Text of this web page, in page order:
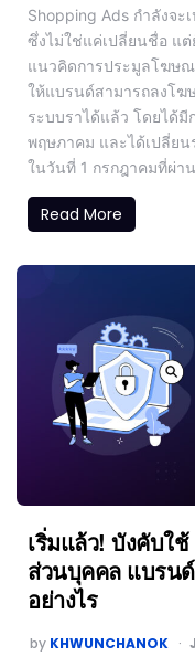
Shopping Ads กำลังจะ
ซึ่งไม่ใช่แค่เปลี่ยนชื่อ แต่
แนวคิดการประมูลโฆษณ
ให้แบรนด์สามารถลงโฆ
ระบบราได้แล้ว โดยได้มี
พฤษภาคม และได้เปลี่ยน
ในวันที่ 1 กรกฎาคมที่ผ่า
Read More
เริ่มแล้ว! บังคับใ
ส่วนบุคคล แบรน
อย่างไร
by KHWUNCHANOK